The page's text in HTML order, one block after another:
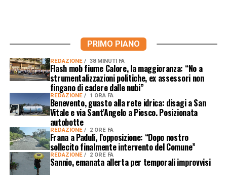
PRIMO PIANO
REDAZIONE 38 MINUTI FA
Flash mob fiume Calore, la maggioranza: “No a
strumentalizzazioni politiche, ex assessori non
fingano di cadere dalle nubi”
REDAZIONE 1 ORA FA
Benevento, guasto alla rete idrica: disagi a San
Vitale e via Sant’Angelo a Piesco. Posizionata
autobotte
REDAZIONE 2 ORE FA
Frana a Paduli, l’opposizione: “Dopo nostro
sollecito finalmente intervento del Comune”
REDAZIONE 2 ORE FA
Sannio, emanata allerta per temporali improvvisi